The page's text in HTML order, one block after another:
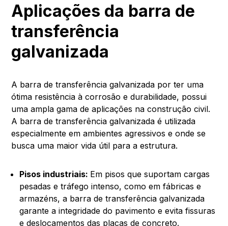
Aplicações da barra de
transferência
galvanizada
A barra de transferência galvanizada por ter uma
ótima resistência à corrosão e durabilidade, possui
uma ampla gama de aplicações na construção civil.
A barra de transferência galvanizada é utilizada
especialmente em ambientes agressivos e onde se
busca uma maior vida útil para a estrutura.
Pisos industriais: Em pisos que suportam cargas
pesadas e tráfego intenso, como em fábricas e
armazéns, a barra de transferência galvanizada
garante a integridade do pavimento e evita fissuras
e deslocamentos das placas de concreto.